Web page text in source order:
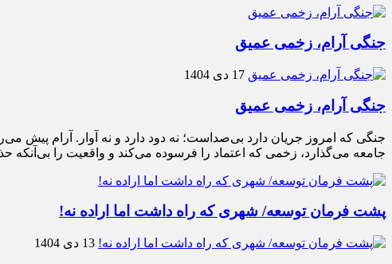
جنگی آرام، زخمی عمیق
17 دی 1404
جنگی آرام، زخمی عمیق
جنگی که امروز جریان دارد بی‌صداست؛ نه دود دارد و نه آوار. آرام پیش
جامعه می‌گذارد، زخمی که اعتماد را فرسوده می‌کند و واقعیت را
پشت فرمان توسعه/ شهری که راه داشت اما اراده نه!
13 دی 1404